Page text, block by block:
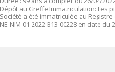
Dépôt au Greffe Immatriculation: Les
Société a été immatriculée au
NE-NIM-01-2022-B13-00228 en date du